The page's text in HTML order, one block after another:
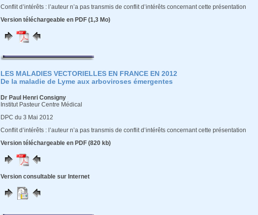
Conflit d’intérêts : l’auteur n’a pas transmis de conflit d’intérêts concernant cette présentation
Version téléchargeable en PDF (1,3 Mo)
LES MALADIES VECTORIELLES EN FRANCE EN 2012
De la maladie de Lyme aux arboviroses émergentes
Dr Paul Henri Consigny
Institut Pasteur Centre Médical
DPC du 3 Mai 2012
Conflit d’intérêts : l’auteur n’a pas transmis de conflit d’intérêts concernant cette présentation
Version téléchargeable en PDF (820 kb)
Version consultable sur Internet